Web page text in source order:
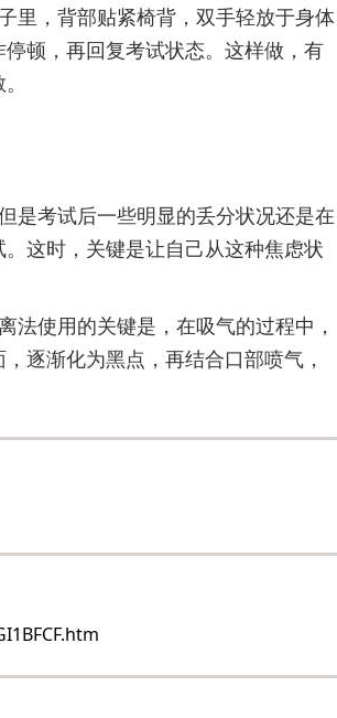
里，背部贴紧椅背，双手轻放于身体
顿，再回复考试状态。这样做，有
是考试后一些明显的丢分状况还是在
这时，关键是让自己从这种焦虑状
法使用的关键是，在吸气的过程中，
逐渐化为黑点，再结合口部喷气，